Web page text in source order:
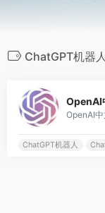
ChatGPT机器人
OpenAI
OpenAI
ChatGPT机器人